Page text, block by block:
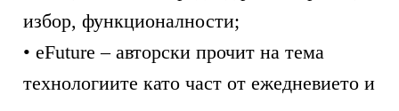
избор, функционалности;
• eFuture – авторски прочит на тема
технологиите като част от ежедневието и